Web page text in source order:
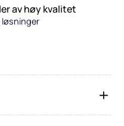
av høy kvalitet